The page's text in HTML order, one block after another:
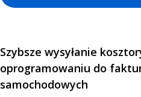
Szybsze wysyłanie
oprogramowaniu do
samochodowych